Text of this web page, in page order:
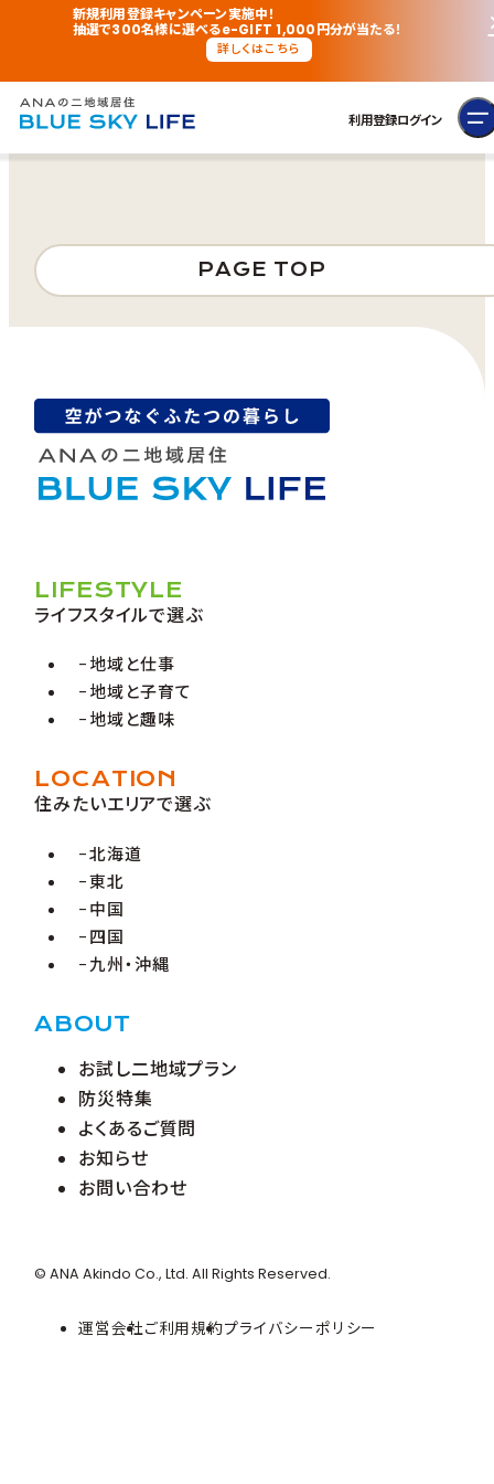
新規利用登録キャンペーン実施中！
抽選で300名様に選べるe-GIFT 1,000円分が当たる！
詳しくはこちら
利用登録ログイン
PAGE TOP
LIFESTYLE
ライフスタイルで選ぶ
地域と仕事
地域と子育て
地域と趣味
LOCATION
住みたいエリアで選ぶ
北海道
東北
中国
四国
九州・沖縄
ABOUT
お試し二地域プラン
防災特集
よくあるご質問
お知らせ
お問い合わせ
© ANA Akindo Co., Ltd. All Rights Reserved.
運営会社ご利用規約プライバシーポリシー